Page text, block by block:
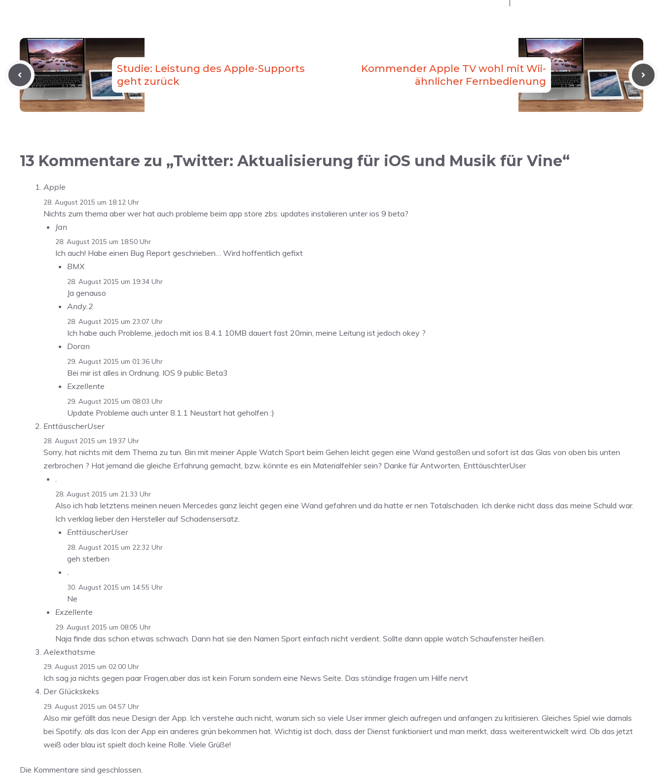
Studie: Leistung des Apple-Supports
geht zurück
Kommender Apple TV wohl mit Wii-
ähnlicher Fernbedienung
13 Kommentare zu „Twitter: Aktualisierung für iOS und Musik für Vine“
Apple
28. August 2015 um 18:12 Uhr
Nichts zum thema aber wer hat auch probleme beim app store zbs: updates instalieren unter ios 9 beta?
Jan
28. August 2015 um 18:50 Uhr
Ich auch! Habe einen Bug Report geschrieben… Wird hoffentlich gefixt
BMX
28. August 2015 um 19:34 Uhr
Ja genauso
Andy.2
28. August 2015 um 23:07 Uhr
Ich habe auch Probleme, jedoch mit ios 8.4.1 10MB dauert fast 20min, meine Leitung ist jedoch okey ?
Doran
29. August 2015 um 01:36 Uhr
Bei mir ist alles in Ordnung. IOS 9 public Beta3
Exzellente
29. August 2015 um 08:03 Uhr
Update Probleme auch unter 8.1.1 Neustart hat geholfen :)
EnttäuscherUser
28. August 2015 um 19:37 Uhr
Sorry, hat nichts mit dem Thema zu tun. Bin mit meiner Apple Watch Sport beim Gehen leicht gegen eine Wand gestoßen und sofort ist das Glas von oben bis unten
zerbrochen ? Hat jemand die gleiche Erfahrung gemacht, bzw. könnte es ein Materialfehler sein? Danke für Antworten, EnttäuschterUser
.
28. August 2015 um 21:33 Uhr
Also ich hab letztens meinen neuen Mercedes ganz leicht gegen eine Wand gefahren und da hatte er nen Totalschaden. Ich denke nicht dass das meine Schuld war.
Ich verklag lieber den Hersteller auf Schadensersatz.
EnttäuscherUser
28. August 2015 um 22:32 Uhr
geh sterben
30. August 2015 um 14:55 Uhr
Ne
Exzellente
29. August 2015 um 08:05 Uhr
Naja finde das schon etwas schwach. Dann hat sie den Namen Sport einfach nicht verdient. Sollte dann apple watch Schaufenster heißen.
Aelexthatsme
29. August 2015 um 02:00 Uhr
Ich sag ja nichts gegen paar Fragen,aber das ist kein Forum sondern eine News Seite. Das ständige fragen um Hilfe nervt
Der Glückskeks
29. August 2015 um 04:57 Uhr
Also mir gefällt das neue Design der App. Ich verstehe auch nicht, warum sich so viele User immer gleich aufregen und anfangen zu kritisieren. Gleiches Spiel wie damals
bei Spotify, als das Icon der App ein anderes grün bekommen hat. Wichtig ist doch, dass der Dienst funktioniert und man merkt, dass weiterentwickelt wird. Ob das jetzt
weiß oder blau ist spielt doch keine Rolle. Viele Grüße!
Die Kommentare sind geschlossen.